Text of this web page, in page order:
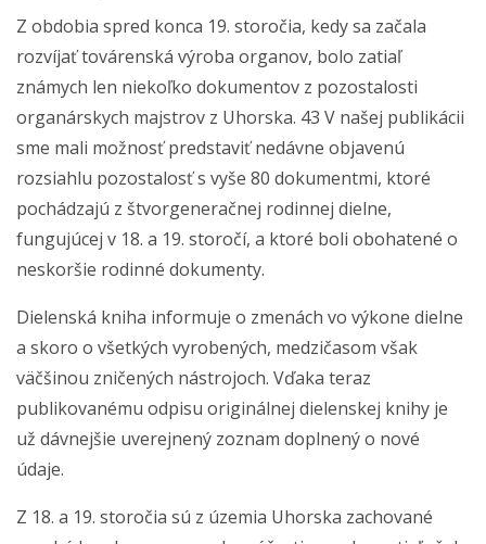
Z obdobia spred konca 19. storočia, kedy sa začala
rozvíjať továrenská výroba organov, bolo zatiaľ
známych len niekoľko dokumentov z pozostalosti
organárskych majstrov z Uhorska. 43 V našej publikácii
sme mali možnosť predstaviť nedávne objavenú
rozsiahlu pozostalosť s vyše 80 dokumentmi, ktoré
pochádzajú z štvorgeneračnej rodinnej dielne,
fungujúcej v 18. a 19. storočí, a ktoré boli obohatené o
neskoršie rodinné dokumenty.
Dielenská kniha informuje o zmenách vo výkone dielne
a skoro o všetkých vyrobených, medzičasom však
väčšinou zničených nástrojoch. Vďaka teraz
publikovanému odpisu originálnej dielenskej knihy je
už dávnejšie uverejnený zoznam doplnený o nové
údaje.
Z 18. a 19. storočia sú z územia Uhorska zachované